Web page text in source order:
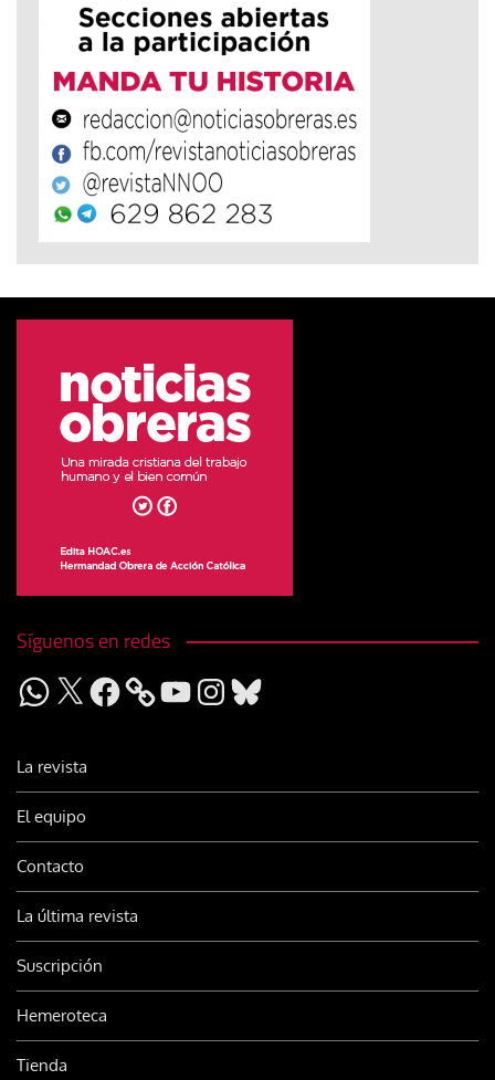
Síguenos en redes
WhatsApp
X Facebook YouTubeInstagram
Bluesky
La revista
El equipo
Contacto
La última revista
Suscripción
Hemeroteca
Tienda